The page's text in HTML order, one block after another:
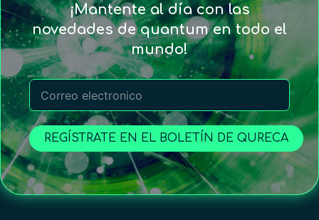
¡Mantente al día con las
novedades de quantum en todo el
mundo!
REGÍSTRATE EN EL BOLETÍN DE QURECA